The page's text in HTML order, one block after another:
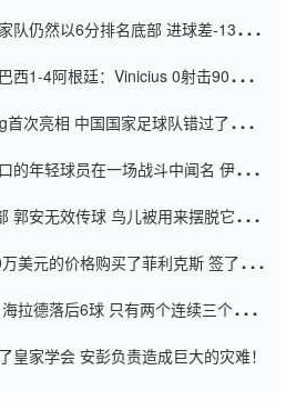
队仍然以6分排名底部 进球差-13令人
西1-4阿根廷：Vinicius 0射击90分钟
次亮相 中国国家足球队错过了世界
的年轻球员在一场战斗中闻名 伊万放
郭安无效传球 鸟儿被用来摆脱它
美元的价格购买了菲利克斯 签了7年
拉德落后6球 只有两个连续三个连续
皇家学会 安彭负责造成巨大的灾难！